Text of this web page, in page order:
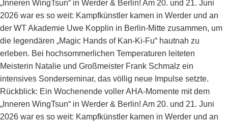
„Inneren WingTsun“ in Werder & Berlin! Am 20. und 21. Juni
2026 war es so weit: Kampfkünstler kamen in Werder und an
der WT Akademie Uwe Kopplin in Berlin-Mitte zusammen, um
die legendären „Magic Hands of Kan-Ki-Fu“ hautnah zu
erleben. Bei hochsommerlichen Temperaturen leiteten
Meisterin Natalie und Großmeister Frank Schmalz ein
intensives Sonderseminar, das völlig neue Impulse setzte.
Rückblick: Ein Wochenende voller AHA-Momente mit dem
„Inneren WingTsun“ in Werder & Berlin! Am 20. und 21. Juni
2026 war es so weit: Kampfkünstler kamen in Werder und an